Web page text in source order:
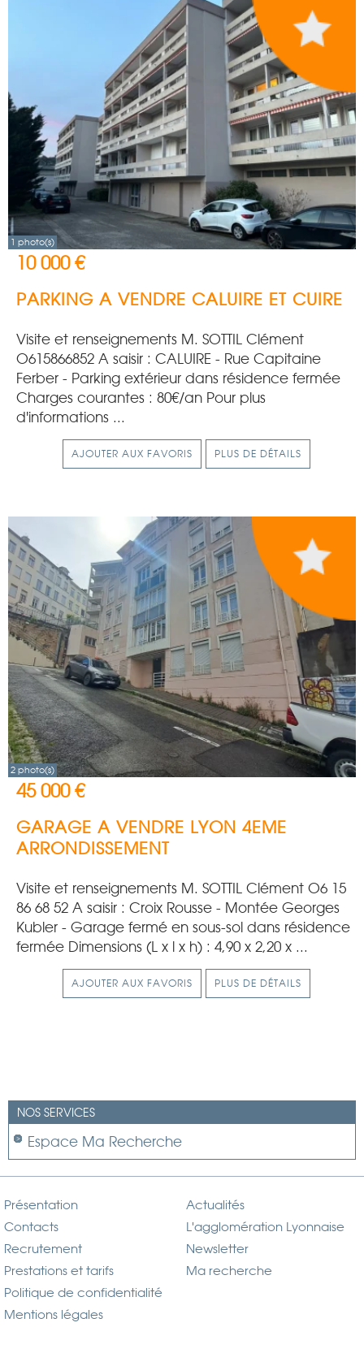
1 photo(s)
10 000 €
PARKING A VENDRE CALUIRE ET CUIRE
Visite et renseignements M. SOTTIL Clément
O615866852 A saisir : CALUIRE - Rue Capitaine
Ferber - Parking extérieur dans résidence fermée
Charges courantes : 80€/an Pour plus
d'informations ...
AJOUTER AUX FAVORIS PLUS DE DÉTAILS
2 photo(s)
45 000 €
GARAGE A VENDRE LYON 4EME
ARRONDISSEMENT
Visite et renseignements M. SOTTIL Clément O6 15
86 68 52 A saisir : Croix Rousse - Montée Georges
Kubler - Garage fermé en sous-sol dans résidence
fermée Dimensions (L x l x h) : 4,90 x 2,20 x ...
AJOUTER AUX FAVORIS PLUS DE DÉTAILS
NOS SERVICES
Espace Ma Recherche
Présentation
Contacts
Recrutement
Prestations et tarifs
Politique de confidentialité
Mentions légales
Actualités
L'agglomération Lyonnaise
Newsletter
Ma recherche